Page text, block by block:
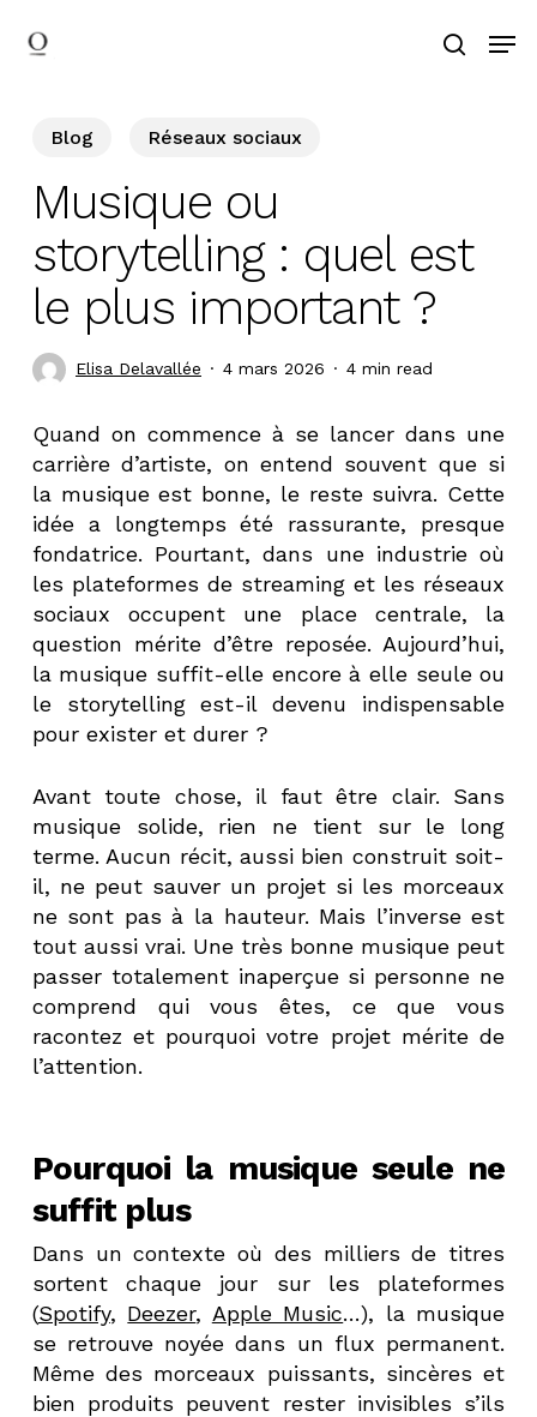
search
Blog Réseaux sociaux
Musique ou
storytelling : quel est
le plus important ?
Elisa Delavallée 4 mars 2026 4 min read
Quand on commence à se lancer dans une
carrière d’artiste, on entend souvent que si
la musique est bonne, le reste suivra. Cette
idée a longtemps été rassurante, presque
fondatrice. Pourtant, dans une industrie où
les plateformes de streaming et les réseaux
sociaux occupent une place centrale, la
question mérite d’être reposée. Aujourd’hui,
la musique suffit-elle encore à elle seule ou
le storytelling est-il devenu indispensable
pour exister et durer ?
Avant toute chose, il faut être clair. Sans
musique solide, rien ne tient sur le long
terme. Aucun récit, aussi bien construit soit-
il, ne peut sauver un projet si les morceaux
ne sont pas à la hauteur. Mais l’inverse est
tout aussi vrai. Une très bonne musique peut
passer totalement inaperçue si personne ne
comprend qui vous êtes, ce que vous
racontez et pourquoi votre projet mérite de
l’attention.
Pourquoi la musique seule ne
suffit plus
Dans un contexte où des milliers de titres
sortent chaque jour sur les plateformes
(Spotify, Deezer, Apple Music…), la musique
se retrouve noyée dans un flux permanent.
Même des morceaux puissants, sincères et
bien produits peuvent rester invisibles s’ils